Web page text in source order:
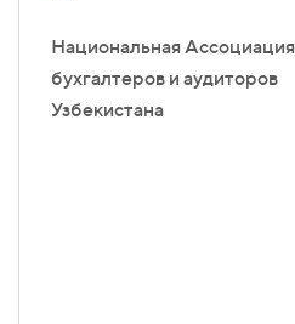
Национальная Ассоциация
бухгалтеров и аудиторов
Узбекистана